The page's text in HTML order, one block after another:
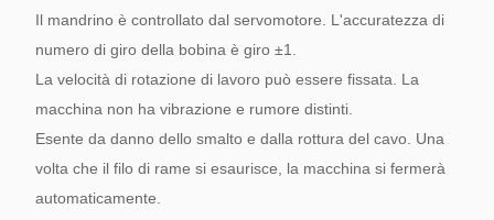
Il mandrino è controllato dal servomotore. L'accuratezza di
numero di giro della bobina è giro ±1.
La velocità di rotazione di lavoro può essere fissata. La
macchina non ha vibrazione e rumore distinti.
Esente da danno dello smalto e dalla rottura del cavo. Una
volta che il filo di rame si esaurisce, la macchina si fermerà
automaticamente.